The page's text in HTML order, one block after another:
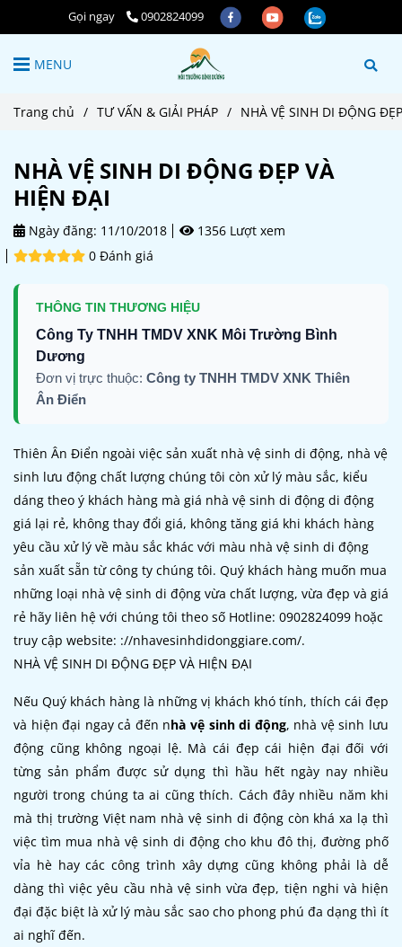
Gọi ngay 0902824099
MENU
Trang chủ / TƯ VẤN & GIẢI PHÁP / NHÀ VỆ SINH DI ĐỘNG
NHÀ VỆ SINH DI ĐỘNG ĐẸP VÀ
HIỆN ĐẠI
Ngày đăng: 11/10/2018
1356 Lượt xem
0 Đánh giá
THÔNG TIN THƯƠNG HIỆU
Công Ty TNHH TMDV XNK Môi Trường Bình
Dương
Đơn vị trực thuộc: Công ty TNHH TMDV XNK Thiên
Ân Điển
Thiên Ân Điển ngoài việc sản xuất nhà vệ sinh di động, nhà vệ
sinh lưu động chất lượng chúng tôi còn xử lý màu sắc, kiểu
dáng theo ý khách hàng mà giá nhà vệ sinh di động di động
giá lại rẻ, không thay đổi giá, không tăng giá khi khách hàng
yêu cầu xử lý về màu sắc khác với màu nhà vệ sinh di động
sản xuất sẵn từ công ty chúng tôi. Quý khách hàng muốn mua
những loại nhà vệ sinh di động vừa chất lượng, vừa đẹp và giá
rẻ hãy liên hệ với chúng tôi theo số Hotline: 0902824099 hoặc
truy cập website: ://nhavesinhdidonggiare.com/.
NHÀ VỆ SINH DI ĐỘNG ĐẸP VÀ HIỆN ĐẠI
Nếu Quý khách hàng là những vị khách khó tính, thích cái đẹp
và hiện đại ngay cả đến nhà vệ sinh di động, nhà vệ sinh lưu
động cũng không ngoại lệ. Mà cái đẹp cái hiện đại đối với
từng sản phẩm được sử dụng thì hầu hết ngày nay nhiều
người trong chúng ta ai cũng thích. Cách đây nhiều năm khi
mà thị trường Việt nam nhà vệ sinh di động còn khá xa lạ thì
việc tìm mua nhà vệ sinh di động cho khu đô thị, đường phố
vỉa hè hay các công trình xây dựng cũng không phải là dễ
dàng thì việc yêu cầu nhà vệ sinh vừa đẹp, tiện nghi và hiện
đại đặc biệt là xử lý màu sắc sao cho phong phú đa dạng thì ít
ai nghĩ đến.